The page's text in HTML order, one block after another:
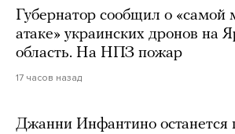
Губернатор сообщил о «самой
атаке» украинских дронов на
область. На НПЗ пожар
17 часов назад
Джанни Инфантино